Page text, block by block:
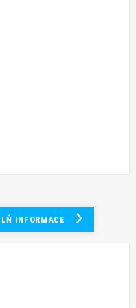
INFORMACE